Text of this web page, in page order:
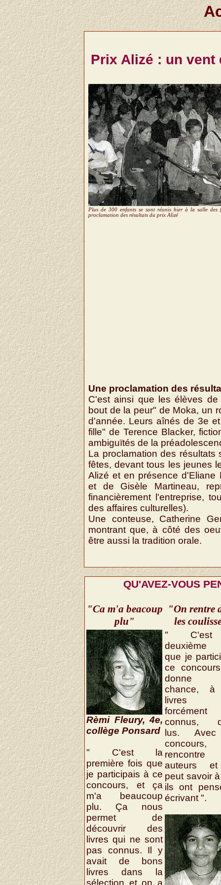
Prix Alizé : un
Plus de 300 enfants se sont réunis hier à la salle des
proclamation des résultats du prix Alizé
Une proclamation des
C'est ainsi que les élèves
bout de la peur" de Moka, un
d'année. Leurs aînés de 3e
fille" de Terence Blacker,
ambiguïtés de la
La proclamation des
fêtes, devant tous les jeunes
Alizé et en présence d'Eliane
et de Gisèle Martineau,
financièrement l'entreprise,
des affaires culturelles).
Une conteuse, Catherine
montrant que, à côté des
être aussi la tradition orale.
QU'AVEZ-VOUS
"Ca m'a beacoup
plu"
"On rentre
les
Rèmi Fleury, 4e,
collège Ponsard
" C'est la
première fois que
je participais à ce
concours, et ça
m'a beaucoup
plu. Ça nous
permet de
découvrir des
livres qui ne sont
pas connus. Il y
avait de bons
livres dans la
"
deuxième
que je
ce
donne
chance, à
livres
forcément
connus,
lus.
rencontre
auteurs
peut savoir
ils ont
écrivant ".